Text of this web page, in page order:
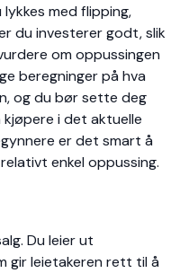
med flipping,
du investerer godt, slik
om oppussingen
beregninger på hva
og du bør sette deg
i det aktuelle
er det smart å
enkel oppussing.
Du leier ut
gir leietakeren rett til å